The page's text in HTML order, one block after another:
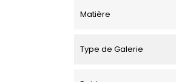
Matière
Type de Galerie